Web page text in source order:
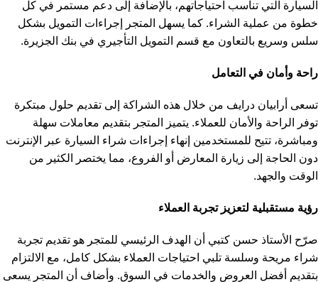
السيارة التي تناسب احتياجاتهم، بالإضافة إلى دعم مستمر في كل
خطوة من عملية الشراء. كما يسهل المتجر إجراءات التمويل بشكل
سلس وسريع بالتعاون مع قسم التمويل التأجيري في بنك الجزيرة.
راحة وأمان في التعامل
تسعى أرابيان درايف من خلال هذه الشراكة إلى تقديم حلول مبتكرة
توفر الراحة والأمان للعملاء. يتميز المتجر بتقديم معاملات سهلة
ومباشرة، تتيح للمستخدمين إنهاء إجراءات شراء السيارة عبر الإنترنت
دون الحاجة إلى زيارة المعارض أو الفروع، مما يختصر الكثير من
الوقت والجهد.
رؤية مستقبلية لتعزيز تجربة العملاء
صرّح الأستاذ حسن كتبي أن الهدف الرئيسي للمتجر هو تقديم تجربة
شراء مريحة وسلسة تلبي احتياجات العملاء بشكل كامل، مع الالتزام
بتقديم أفضل العروض والخدمات في السوق. وأضاف أن المتجر يسعى